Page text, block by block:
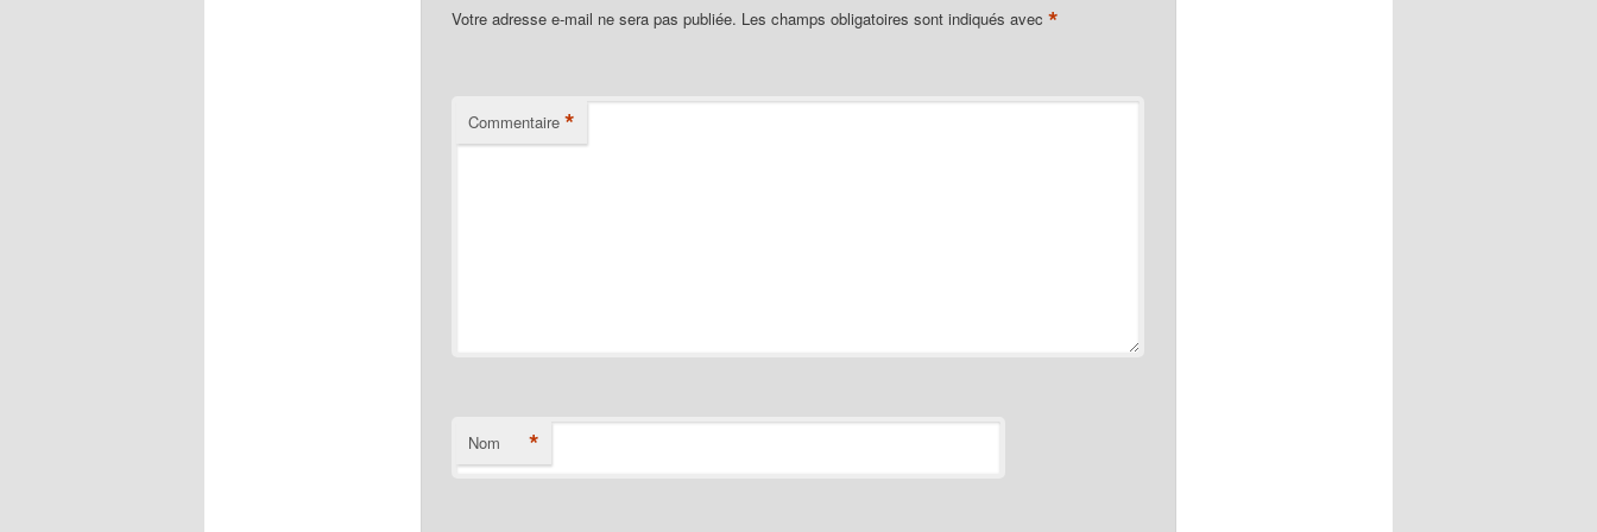
Votre adresse e-mail ne sera pas publiée. Les champs obligatoires sont indiqués avec *
Commentaire *
Nom *